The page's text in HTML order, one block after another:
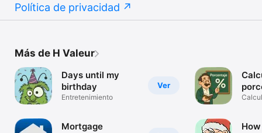
Política de privacidad
Más de H Valeur
Ver
Days until my
birthday
Entretenimiento
Mortgage